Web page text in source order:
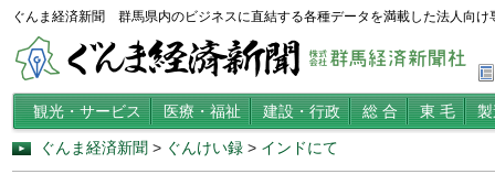
ぐんま経済新聞 群馬県内のビジネスに直結する各種データを満載した法人向け
観光・サービス 医療・福祉 建設・行政 総 合 東 毛
ぐんま経済新聞 > ぐんけい録 > インドにて